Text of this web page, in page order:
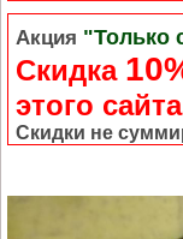
Акция "Только
Скидка
этого
Скидки не